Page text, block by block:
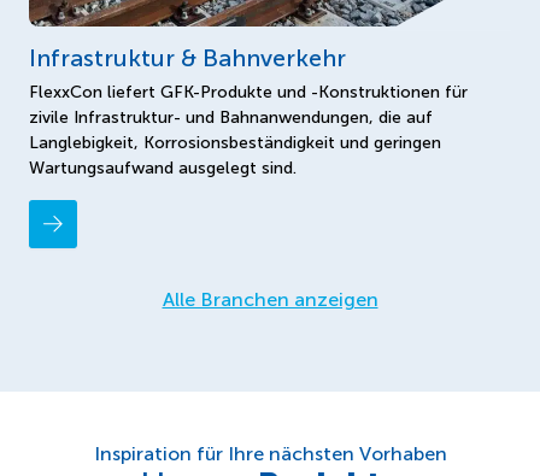
Infrastruktur & Bahnverkehr
FlexxCon liefert GFK-Produkte und -Konstruktionen für
zivile Infrastruktur- und Bahnanwendungen, die auf
Langlebigkeit, Korrosionsbeständigkeit und geringen
Wartungsaufwand ausgelegt sind.
Alle Branchen anzeigen
Inspiration für Ihre nächsten Vorhaben